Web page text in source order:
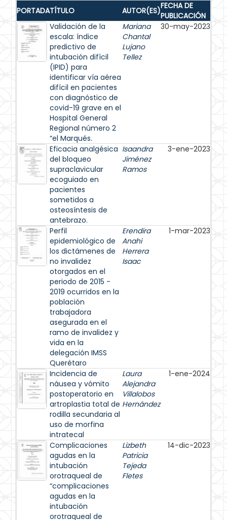
PORTADATÍTULO AUTOR(ES)FECHA DE
PUBLICACIÓN
Validación de la
escala: índice
predictivo de
intubación difícil
(IPID) para
identificar vía aérea
difícil en pacientes
con diagnóstico de
covid-19 grave en el
Hospital General
Regional número 2
“el Marqués.
Mariana
Chantal
Lujano
Tellez
30-may-2023
Eficacia analgésica
del bloqueo
supraclavicular
ecoguiado en
pacientes
sometidos a
osteosíntesis de
antebrazo.
Isaandra
Jiménez
Ramos
3-ene-2023
Perfil
epidemiológico de
los dictámenes de
no invalidez
otorgados en el
periodo de 2015 -
2019 ocurridos en la
población
trabajadora
asegurada en el
ramo de invalidez y
vida en la
delegación IMSS
Querétaro
Erendira
Anahi
Herrera
Isaac
1-mar-2023
Incidencia de
náusea y vómito
postoperatorio en
artroplastia total de
rodilla secundaria al
uso de morfina
intratecal
Laura
Alejandra
Villalobos
Hernández
1-ene-2024
Complicaciones
agudas en la
intubación
orotraqueal de
“complicaciones
agudas en la
intubación
orotraqueal de
Lizbeth
Patricia
Tejeda
Fletes
14-dic-2023